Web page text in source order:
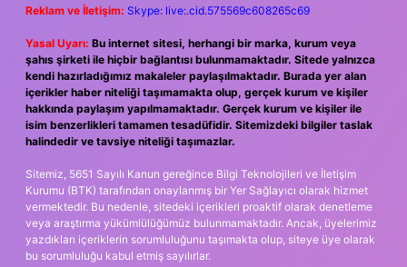
Reklam ve İletişim: Skype: live:.cid.575569c608265c69
Yasal Uyarı: Bu internet sitesi, herhangi bir marka, kurum veya
şahıs şirketi ile hiçbir bağlantısı bulunmamaktadır. Sitede yalnızca
kendi hazırladığımız makaleler paylaşılmaktadır. Burada yer alan
içerikler haber niteliği taşımamakta olup, gerçek kurum ve kişiler
hakkında paylaşım yapılmamaktadır. Gerçek kurum ve kişiler ile
isim benzerlikleri tamamen tesadüfidir. Sitemizdeki bilgiler taslak
halindedir ve tavsiye niteliği taşımazlar.
Sitemiz, 5651 Sayılı Kanun gereğince Bilgi Teknolojileri ve İletişim
Kurumu (BTK) tarafından onaylanmış bir Yer Sağlayıcı olarak hizmet
vermektedir. Bu nedenle, sitedeki içerikleri proaktif olarak denetleme
veya araştırma yükümlülüğümüz bulunmamaktadır. Ancak, üyelerimiz
yazdıkları içeriklerin sorumluluğunu taşımakta olup, siteye üye olarak
bu sorumluluğu kabul etmiş sayılırlar.